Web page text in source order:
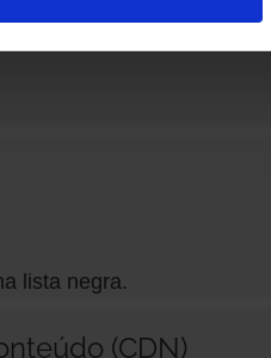
mostrando que
detectar malware antes
tenham a chance de
lista negra.
(CDN)